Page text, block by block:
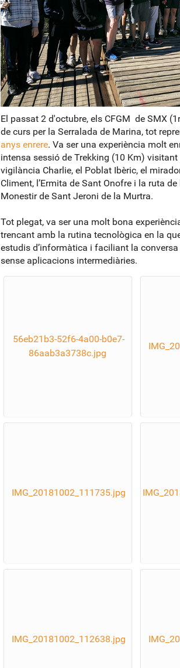
El passat 2 d'octubre, els CFGM de SMX
de curs per la Serralada de Marina, tot
anys enrere. Va ser una experiència molt
intensa sessió de Trekking (10 Km)
vigilància Charlie, el Poblat Ibèric, el
Climent, l’Ermita de Sant Onofre i la ruta
Monestir de Sant Jeroni de la Murtra.
Tot plegat, va ser una molt bona
trencant amb la rutina tecnològica en la
estudis d’informàtica i faciliant la
sense aplicacions intermediàries.
56eb21b3-52f6-4a00-b0e7-
86aab3a3738c.jpg
IMG_20181002_111735.jpg
IMG_20181002_112638.jpg